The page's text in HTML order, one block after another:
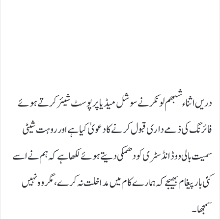
دریں اثناء شبھم لونکر نے سوشل میڈیا پر پوسٹ شیئر کرتے ہوئے
فائرنگ کی ذمے داری قبول کرنے کا دعویٰ کیا ہے اور روہت شیٹی
سمیت بالی ووڈ انڈسٹری کو دھمکی دیتے ہوئے لکھا ہے کہ ہم نے اسے
کئی بار پیغام بھیجے کہ ہمارے کام میں مداخلت نہ کرے، مگر وہ نہیں
سمجھا۔